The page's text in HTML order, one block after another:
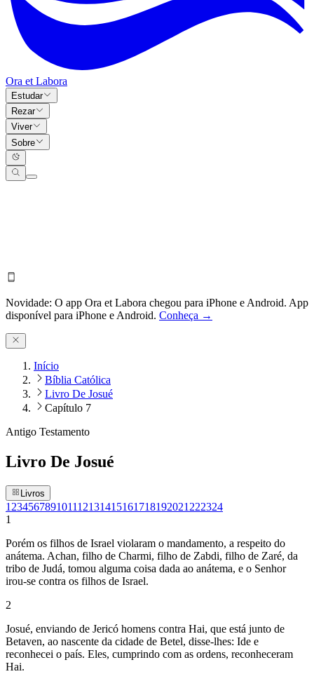
Ora et Labora
Estudar
Rezar
Viver
Sobre
Novidade: O app Ora et Labora chegou para iPhone e Android. App
disponível para iPhone e Android. Conheça →
Início
Bíblia Católica
Livro De Josué
Capítulo 7
Antigo Testamento
Livro De Josué
Livros
1 23456789101112131415161718192021 222324
1
Porém os filhos de Israel violaram o mandamento, a respeito do
anátema. Achan, filho de Charmi, filho de Zabdi, filho de Zaré, da
tribo de Judá, tomou alguma coisa dada ao anátema, e o Senhor
irou-se contra os filhos de Israel.
2
Josué, enviando de Jericó homens contra Hai, que está junto de
Betaven, ao nascente da cidade de Betel, disse-lhes: Ide e
reconhecei o país. Eles, cumprindo com as ordens, reconheceram
Hai.